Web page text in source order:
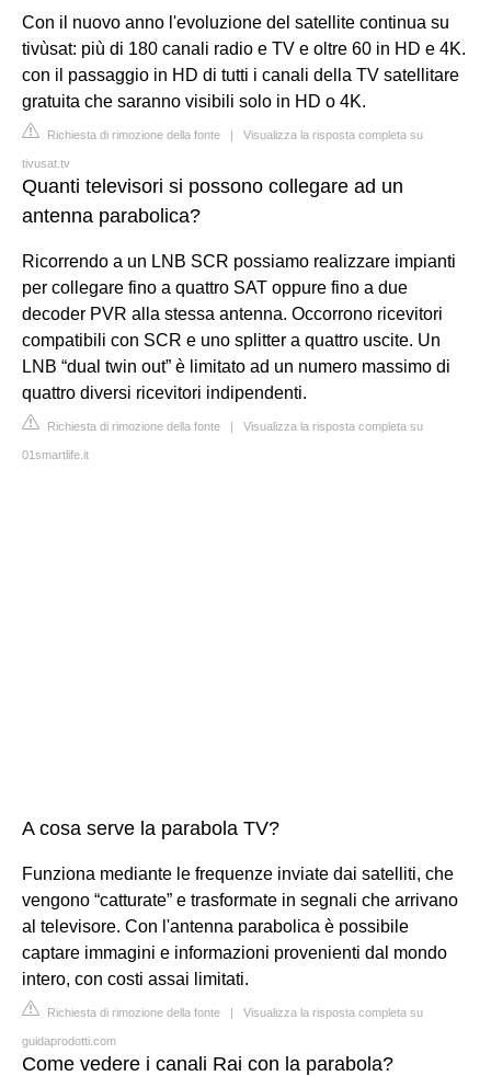
Con il nuovo anno l'evoluzione del satellite continua su
tivùsat: più di 180 canali radio e TV e oltre 60 in HD e 4K.
con il passaggio in HD di tutti i canali della TV satellitare
gratuita che saranno visibili solo in HD o 4K.
Richiesta di rimozione della fonte | Visualizza la risposta completa su
tivusat.tv
Quanti televisori si possono collegare ad un
antenna parabolica?
Ricorrendo a un LNB SCR possiamo realizzare impianti
per collegare fino a quattro SAT oppure fino a due
decoder PVR alla stessa antenna. Occorrono ricevitori
compatibili con SCR e uno splitter a quattro uscite. Un
LNB “dual twin out” è limitato ad un numero massimo di
quattro diversi ricevitori indipendenti.
Richiesta di rimozione della fonte | Visualizza la risposta completa su
01smartlife.it
A cosa serve la parabola TV?
Funziona mediante le frequenze inviate dai satelliti, che
vengono “catturate” e trasformate in segnali che arrivano
al televisore. Con l'antenna parabolica è possibile
captare immagini e informazioni provenienti dal mondo
intero, con costi assai limitati.
Richiesta di rimozione della fonte | Visualizza la risposta completa su
guidaprodotti.com
Come vedere i canali Rai con la parabola?